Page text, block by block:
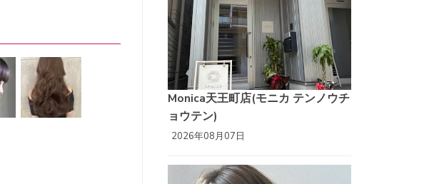
Monica天王町店(モニカ テンノウチ
ョウテン)
2026年08月07日